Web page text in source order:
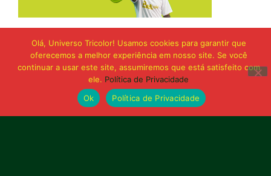
Olá, Universo Tricolor! Usamos cookies para garantir que
oferecemos a melhor experiência em nosso site. Se você
continuar a usar este site, assumiremos que está satisfeito com
ele. Política de Privacidade
Ok
Política de Privacidade